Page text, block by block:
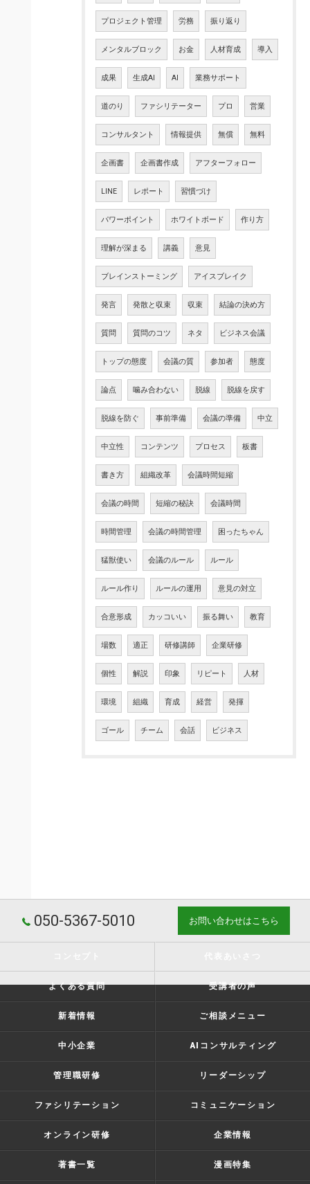
プロジェクト管理 労務 振り返り
メンタルブロック お金 人材育成 導入
成果 生成AI AI 業務サポート
道のり ファシリテーター プロ 営業
コンサルタント 情報提供 無償 無料
企画書 企画書作成 アフターフォロー
LINE レポート 習慣づけ
パワーポイント ホワイトボード 作り方
理解が深まる 講義 意見
ブレインストーミング アイスブレイク
発言 発散と収束 収束 結論の決め方
質問 質問のコツ ネタ ビジネス会議
トップの態度 会議の質 参加者 態度
論点 噛み合わない 脱線 脱線を戻す
脱線を防ぐ 事前準備 会議の準備 中立
中立性 コンテンツ プロセス 板書
書き方 組織改革 会議時間短縮
会議の時間 短縮の秘訣 会議時間
時間管理 会議の時間管理 困ったちゃん
猛獣使い 会議のルール ルール
ルール作り ルールの運用 意見の対立
合意形成 カッコいい 振る舞い 教育
場数 適正 研修講師 企業研修
個性 解説 印象 リピート 人材
環境 組織 育成 経営 発揮
ゴール チーム 会話 ビジネス
050-5367-5010 お問い合わせはこちら
よくある質問 受講者の声
新着情報 ご相談メニュー
中小企業 AIコンサルティング
管理職研修 リーダーシップ
ファシリテーション コミュニケーション
オンライン研修 企業情報
著書一覧 漫画特集